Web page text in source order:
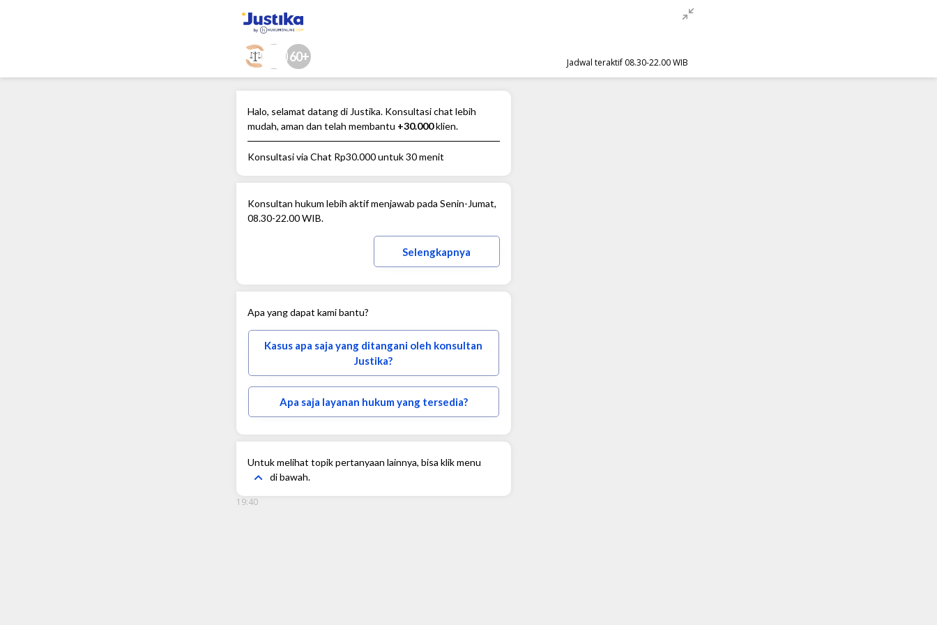
60+ Jadwal teraktif 08.30-22.00 WIB
Halo, selamat datang di Justika. Konsultasi chat lebih
mudah, aman dan telah membantu +30.000klien.
Konsultasi via Chat Rp30.000untuk 30 menit
Konsultan hukum lebih aktif menjawab pada Senin-Jumat,
08.30-22.00 WIB.
Selengkapnya
Apa yang dapat kami bantu?
Kasus apa saja yang ditangani oleh konsultan
Justika?
Apa saja layanan hukum yang tersedia?
Untuk melihat topik pertanyaan lainnya, bisa klik menu
di bawah.
19:40